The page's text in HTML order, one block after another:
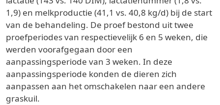
1,9) en melkproductie (41,1 vs. 40,8 kg/d) bij de start
van de behandeling. De proef bestond uit twee
proefperiodes van respectievelijk 6 en 5 weken, die
werden voorafgegaan door een
aanpassingsperiode van 3 weken. In deze
aanpassingsperiode konden de dieren zich
aanpassen aan het omschakelen naar een andere
graskuil.